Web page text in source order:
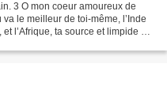
3 O mon coeur amoureux de
le meilleur de toi-même, l’Inde
l’Afrique, ta source et limpide et